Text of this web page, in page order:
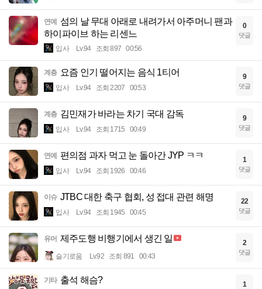
연예 섬의 날 무대 아래로 내려가서 아주머니 팬과
하이파이브 하는 리센느
입사 Lv.94 조회 897 00:56
0
댓글
계층 요즘 인기 떨어지는 음식 1티어
입사 Lv.94 조회 2207 00:53
9
댓글
계층 김민재가 바라는 차기 국대 감독
입사 Lv.94 조회 1715 00:49
9
댓글
연예 편의점 과자 먹고 눈 돌아간 JYP ㅋㅋ
입사 Lv.94 조회 1926 00:46
1
댓글
이슈 JTBC 대한 축구 협회, 성 접대 관련 해명
입사 Lv.94 조회 1945 00:45
22
댓글
유머 제주도행 비행기에서 생긴 일
슬기로움 Lv.92 조회 891 00:43
2
댓글
기타 출석 해슴? 1